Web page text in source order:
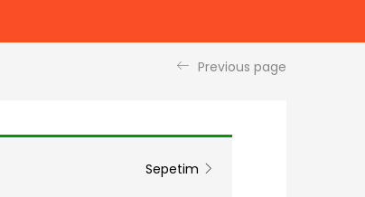
Previous page
Sepetim